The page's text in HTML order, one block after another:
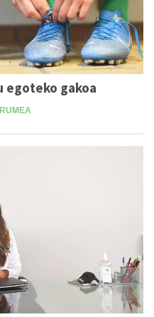
egoteko gakoa